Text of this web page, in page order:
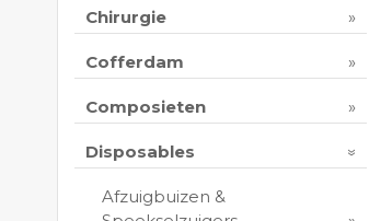
Chirurgie
Cofferdam
Composieten
Disposables
Afzuigbuizen &